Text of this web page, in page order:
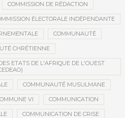
COMMISSION DE RÉDACTION
ÉLECTORALE INDÉPENDANTE
COMMUNAUTÉ
CHRÉTIENNE
ETATS DE L'AFRIQUE DE L'OUEST
COMMUNAUTÉ MUSULMANE
VI COMMUNICATION
COMMUNICATION DE CRISE